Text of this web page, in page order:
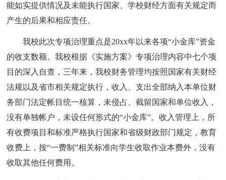
能如实提供情况及未能执行国家、学校财经方面有关规定而
产生的后果和相应责任。
我校此次专项治理重点是20xx年以来各项“小金库”资金
的收支数额。我校根据《实施方案》专项治理内容中七个项
目的深入自查，三年来，我校财务管理均按照国家有关财经
法规以及省市相关规定执行，收入、支出全部纳入本单位财
务部门法定帐目统一核算，未侵占、截留国家和单位收入，
没有单独帐户，未设任何形式的“小金库”。收入管理上，所
有收费项目和标准严格执行国家和省级财政部门规定，教育
收费上，按“一费制”相关标准向学生收取作业本费外，没有
收取其他任何费用。